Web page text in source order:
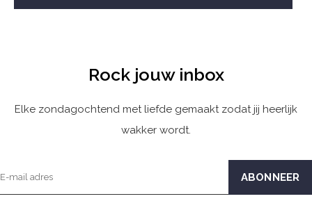
Rock jouw inbox
Elke zondagochtend met liefde gemaakt zodat jij heerlijk
wakker wordt.